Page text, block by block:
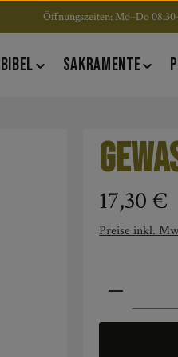
Öffnungszeiten: Mo–Do
BIBEL SAKRAMENTE
Regulärer
17,30 €
Preise inkl.
Produkt